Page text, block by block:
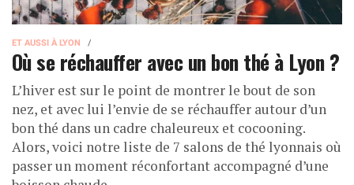
ET AUSSI À LYON
Où se réchauffer avec un bon thé à Lyon ?
L’hiver est sur le point de montrer le bout de son
nez, et avec lui l’envie de se réchauffer autour d’un
bon thé dans un cadre chaleureux et cocooning.
Alors, voici notre liste de 7 salons de thé lyonnais où
passer un moment réconfortant accompagné d’une